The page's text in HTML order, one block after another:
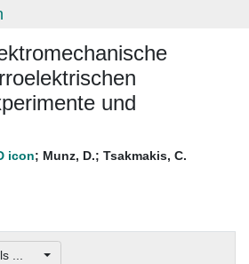
und
; Munz, D.; Tsakmakis, C.
...